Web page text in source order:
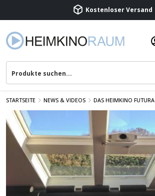
Kostenloser Versand
Beratung & Service
STARTSEITE NEWS & VIDEOS DAS HEIMKINO FUTURA